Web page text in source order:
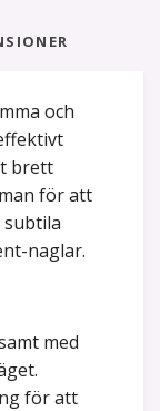
och
brett
för att
naglar.
med
för att